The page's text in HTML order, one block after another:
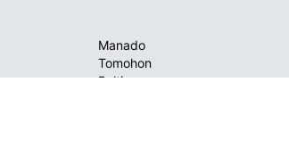
Manado
Tomohon
Boltim